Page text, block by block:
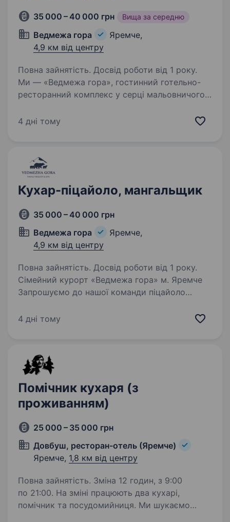
35 000 – 40 000 грн Вища за середню
Ведмежа гора
Яремче,
4,9 км від центру
Повна зайнятість. Досвід роботи від 1 року.
Ми — «Ведмежа гора», гостинний готельно-
ресторанний комплекс у серці мальовничого
команди кухаря-кондитера, який любить
4 дні тому
Кухар-піцайоло, мангальщик
35 000 – 40 000 грн
Ведмежа гора
Яремче,
4,9 км від центру
Повна зайнятість. Досвід роботи від 1 року.
Сімейний курорт «Ведмежа гора» м. Яремче
Запрошуємо до нашої команди піцайоло
піцу. приготування страв на хоспері Вимоги:
4 дні тому
Помічник кухаря (з
проживанням)
25 000 – 35 000 грн
Довбуш, ресторан-отель (Яремче)
Яремче, 1,8 км від центру
Повна зайнятість. Зміна 12 годин, з 9:00
по 21:00. На зміні працюють два кухарі,
помічник та посудомийниця. Ми шукаємо